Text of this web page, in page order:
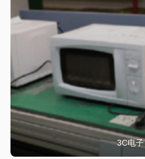
3C电子